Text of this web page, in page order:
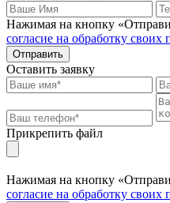
Нажимая на кнопку
согласие на обработку
Отправить
Оставить заявку
Прикрепить файл
Нажимая на кнопку
согласие на обработку